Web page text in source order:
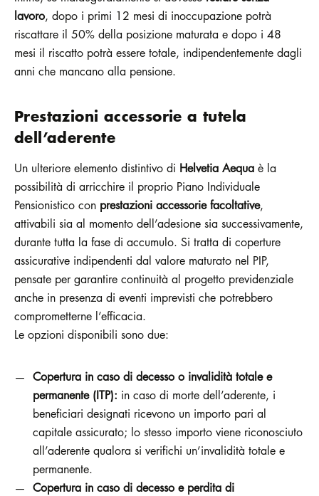
lavoro, dopo i primi 12 mesi di inoccupazione potrà
riscattare il 50% della posizione maturata e dopo i 48
mesi il riscatto potrà essere totale, indipendentemente dagli
anni che mancano alla pensione.
Prestazioni accessorie a tutela
dell’aderente
Un ulteriore elemento distintivo di Helvetia Aequa è la
possibilità di arricchire il proprio Piano Individuale
Pensionistico con prestazioni accessorie facoltative,
attivabili sia al momento dell’adesione sia successivamente,
durante tutta la fase di accumulo. Si tratta di coperture
assicurative indipendenti dal valore maturato nel PIP,
pensate per garantire continuità al progetto previdenziale
anche in presenza di eventi imprevisti che potrebbero
comprometterne l’efficacia.
Le opzioni disponibili sono due:
Copertura in caso di decesso o invalidità totale e
permanente (ITP): in caso di morte dell’aderente, i
beneficiari designati ricevono un importo pari al
capitale assicurato; lo stesso importo viene riconosciuto
all’aderente qualora si verifichi un’invalidità totale e
permanente.
Copertura in caso di decesso e perdita di